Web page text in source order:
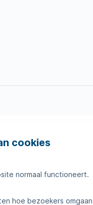
cookies
normaal functioneert.
hoe bezoekers
Storingen
Veelgestelde vragen